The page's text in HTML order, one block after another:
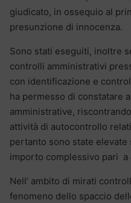
giudicato, in ossequio al
presunzione di innocenza.
Sono stati eseguiti, inoltre
controlli amministrativi
con identificazione e
ha permesso di constatare
amministrative,
attività di autocontrollo
pertanto sono state
importo complessivo pari a
Nell’ ambito di mirati
fenomeno dello spaccio